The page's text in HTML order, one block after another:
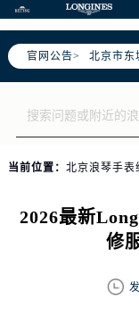
官网公告>
节假日正
当前位置： 北京浪琴手表
2026最新
修